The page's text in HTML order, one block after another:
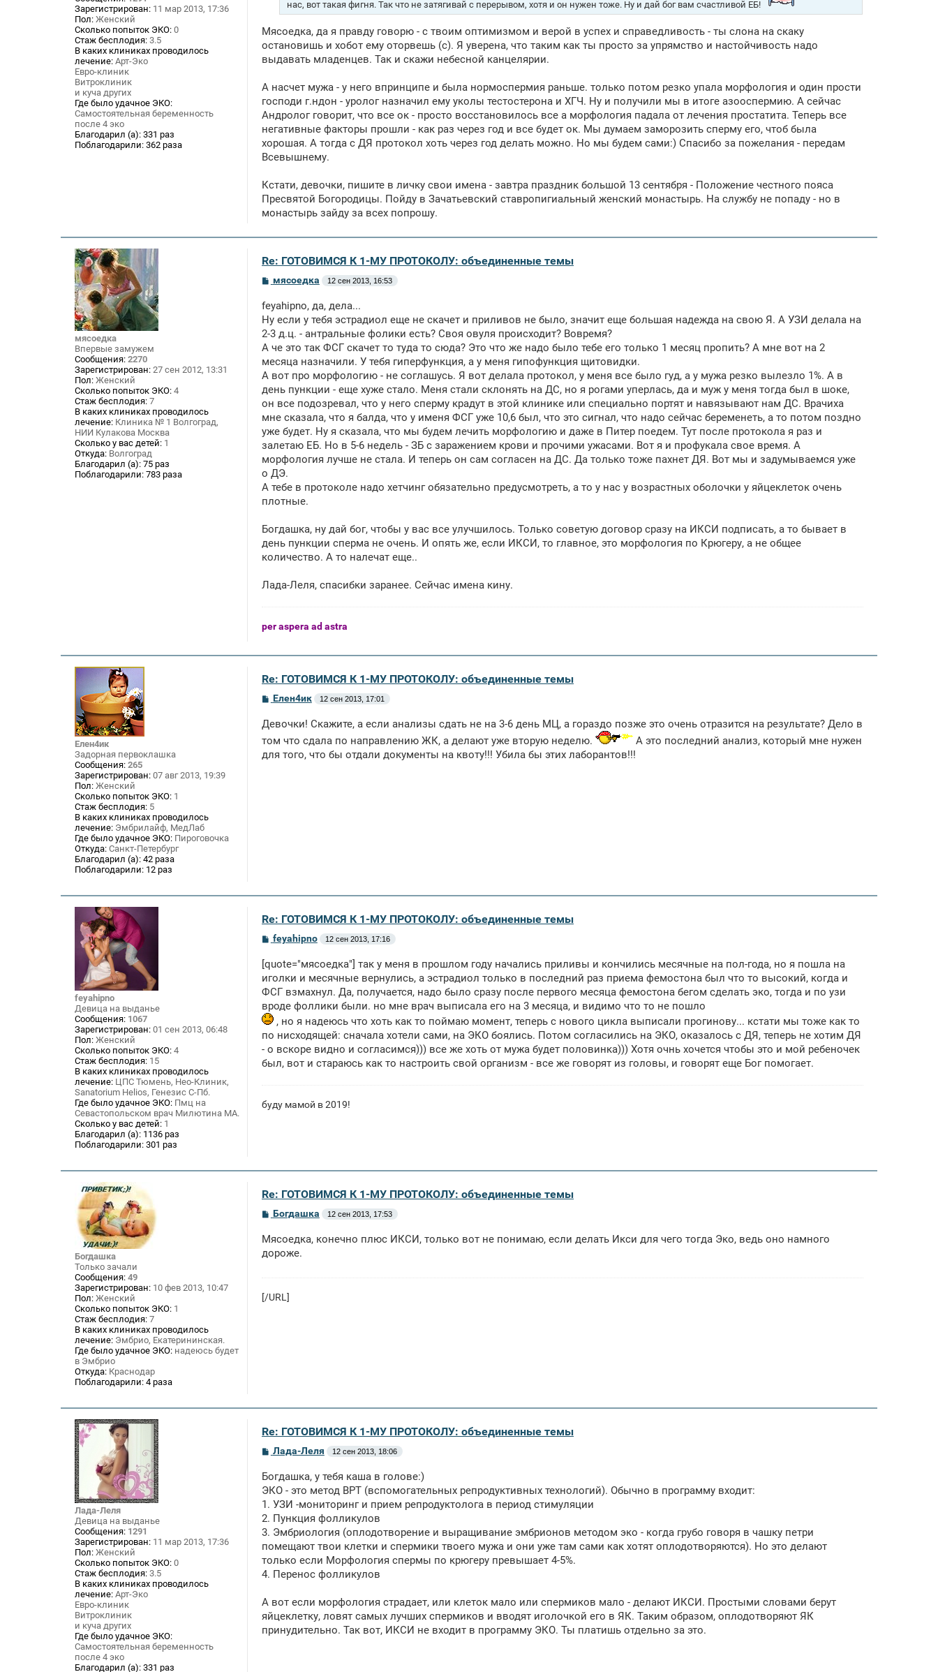
Зарегистрирован: 11 мар 2013, 17:36
Пол: Женский
Сколько попыток ЭКО: 0
Стаж бесплодия: 3.5
В каких клиниках проводилось
лечение: Арт-Эко
Евро-клиник
Витроклиник
и куча других
Где было удачное ЭКО:
Самостоятельная беременность
после 4 эко
Благодарил (а): 331 раз
Поблагодарили: 362 раза
нас, вот такая фигня. Так что не затягивай с перерывом, хотя и он нужен тоже. Ну и дай бог вам счастливой ЕБ!
Мясоедка, да я правду говорю - с твоим оптимизмом и верой в успех и справедливость - ты слона на скаку
остановишь и хобот ему оторвешь (с). Я уверена, что таким как ты просто за упрямство и настойчивость надо
выдавать младенцев. Так и скажи небесной канцелярии.
А насчет мужа - у него впринципе и была нормоспермия раньше. только потом резко упала морфология и один прости
господи г.ндон - уролог назначил ему уколы тестостерона и ХГЧ. Ну и получили мы в итоге азооспермию. А сейчас
Андролог говорит, что все ок - просто восстановилось все а морфология падала от лечения простатита. Теперь все
негативные факторы прошли - как раз через год и все будет ок. Мы думаем заморозить сперму его, чтоб была
хорошая. А тогда с ДЯ протокол хоть через год делать можно. Но мы будем сами:) Спасибо за пожелания - передам
Всевышнему.
Кстати, девочки, пишите в личку свои имена - завтра праздник большой 13 сентября - Положение честного пояса
Пресвятой Богородицы. Пойду в Зачатьевский ставропигиальный женский монастырь. На службу не попаду - но в
монастырь зайду за всех попрошу.
мясоедка
Впервые замужем
Сообщения: 2270
Зарегистрирован: 27 сен 2012, 13:31
Пол: Женский
Сколько попыток ЭКО: 4
Стаж бесплодия: 7
В каких клиниках проводилось
лечение: Клиника № 1 Волгоград,
НИИ Кулакова Москва
Сколько у вас детей: 1
Откуда: Волгоград
Благодарил (а): 75 раз
Поблагодарили: 783 раза
Re: ГОТОВИМСЯ К 1-МУ ПРОТОКОЛУ: объединенные темы
С
б
щ
е
н
и
мясоедка 12 сен 2013, 16:53
feyahipno, да, дела...
Ну если у тебя эстрадиол еще не скачет и приливов не было, значит еще большая надежда на свою Я. А УЗИ делала на
2-3 д.ц. - антральные фолики есть? Своя овуля происходит? Вовремя?
А че это так ФСГ скачет то туда то сюда? Это что же надо было тебе его только 1 месяц пропить? А мне вот на 2
месяца назначили. У тебя гиперфункция, а у меня гипофункция щитовидки.
А вот про морфологию - не соглашусь. Я вот делала протокол, у меня все было гуд, а у мужа резко вылезло 1%. А в
день пункции - еще хуже стало. Меня стали склонять на ДС, но я рогами уперлась, да и муж у меня тогда был в шоке,
он все подозревал, что у него сперму крадут в этой клинике или специально портят и навязывают нам ДС. Врачиха
мне сказала, что я балда, что у именя ФСГ уже 10,6 был, что это сигнал, что надо сейчас беременеть, а то потом поздно
уже будет. Ну я сказала, что мы будем лечить морфологию и даже в Питер поедем. Тут после протокола я раз и
залетаю ЕБ. Но в 5-6 недель - ЗБ с заражением крови и прочими ужасами. Вот я и профукала свое время. А
морфология лучше не стала. И теперь он сам согласен на ДС. Да только тоже пахнет ДЯ. Вот мы и задумываемся уже
о ДЭ.
А тебе в протоколе надо хетчинг обязательно предусмотреть, а то у нас у возрастных оболочки у яйцеклеток очень
плотные.
Богдашка, ну дай бог, чтобы у вас все улучшилось. Только советую договор сразу на ИКСИ подписать, а то бывает в
день пункции сперма не очень. И опять же, если ИКСИ, то главное, это морфология по Крюгеру, а не общее
количество. А то налечат еще..
Лада-Леля, спасибки заранее. Сейчас имена кину.
per aspera ad astra
Елен4ик
Задорная первоклашка
Сообщения: 265
Зарегистрирован: 07 авг 2013, 19:39
Пол: Женский
Сколько попыток ЭКО: 1
Стаж бесплодия: 5
В каких клиниках проводилось
лечение: Эмбрилайф, МедЛаб
Где было удачное ЭКО: Пироговочка
Откуда: Санкт-Петербург
Благодарил (а): 42 раза
Поблагодарили: 12 раз
Re: ГОТОВИМСЯ К 1-МУ ПРОТОКОЛУ: объединенные темы
С
б
е
н
Елен4ик 12 сен 2013, 17:01
Девочки! Скажите, а если анализы сдать не на 3-6 день МЦ, а гораздо позже это очень отразится на результате? Дело в
том что сдала по направлению ЖК, а делают уже вторую неделю.
А это последний анализ, который мне нужен
для того, что бы отдали документы на квоту!!! Убила бы этих лаборантов!!!
feyahipno
Девица на выданье
Сообщения: 1067
Зарегистрирован: 01 сен 2013, 06:48
Пол: Женский
Сколько попыток ЭКО: 4
Стаж бесплодия: 15
В каких клиниках проводилось
лечение: ЦПС Тюмень, Нео-Клиник,
Sanatorium Helios, Генезис С-Пб.
Где было удачное ЭКО: Пмц на
Севастопольском врач Милютина МА.
Сколько у вас детей: 1
Благодарил (а): 1136 раз
Поблагодарили: 301 раз
Re: ГОТОВИМСЯ К 1-МУ ПРОТОКОЛУ: объединенные темы
С
б
щ
е
н
и
е
feyahipno 12 сен 2013, 17:16
[quote="мясоедка"] так у меня в прошлом году начались приливы и кончились месячные на пол-года, но я пошла на
иголки и месячные вернулись, а эстрадиол только в последний раз приема фемостона был что то высокий, когда и
ФСГ взмахнул. Да, получается, надо было сразу после первого месяца фемостона бегом сделать эко, тогда и по узи
вроде фоллики были. но мне врач выписала его на 3 месяца, и видимо что то не пошло
, но я надеюсь что хоть как то поймаю момент, теперь с нового цикла выписали прогинову... кстати мы тоже как то
по нисходящей: сначала хотели сами, на ЭКО боялись. Потом согласились на ЭКО, оказалось с ДЯ, теперь не хотим ДЯ
- о вскоре видно и согласимся))) все же хоть от мужа будет половинка))) Хотя очнь хочется чтобы это и мой ребеночек
был, вот и стараюсь как то настроить свой организм - все же говорят из головы, и говорят еще Бог помогает.
буду мамой в 2019!
Богдашка
Только зачали
Сообщения: 49
Зарегистрирован: 10 фев 2013, 10:47
Пол: Женский
Сколько попыток ЭКО: 1
Стаж бесплодия: 7
В каких клиниках проводилось
лечение: Эмбрио, Екатерининская.
Где было удачное ЭКО: надеюсь будет
в Эмбрио
Откуда: Краснодар
Поблагодарили: 4 раза
Re: ГОТОВИМСЯ К 1-МУ ПРОТОКОЛУ: объединенные темы
С
б
щ
Богдашка 12 сен 2013, 17:53
Мясоедка, конечно плюс ИКСИ, только вот не понимаю, если делать Икси для чего тогда Эко, ведь оно намного
дороже.
[/URL]
Лада-Леля
Девица на выданье
Сообщения: 1291
Зарегистрирован: 11 мар 2013, 17:36
Пол: Женский
Сколько попыток ЭКО: 0
Стаж бесплодия: 3.5
В каких клиниках проводилось
лечение: Арт-Эко
Евро-клиник
Витроклиник
и куча других
Где было удачное ЭКО:
Самостоятельная беременность
после 4 эко
Благодарил (а): 331 раз
Re: ГОТОВИМСЯ К 1-МУ ПРОТОКОЛУ: объединенные темы
С
б
щ
е
н
и
е
Лада-Леля 12 сен 2013, 18:06
Богдашка, у тебя каша в голове:)
ЭКО - это метод ВРТ (вспомогательных репродуктивных технологий). Обычно в программу входит:
1. УЗИ -мониторинг и прием репродуктолога в период стимуляции
2. Пункция фолликулов
3. Эмбриология (оплодотворение и выращивание эмбрионов методом эко - когда грубо говоря в чашку петри
помещают твои клетки и спермики твоего мужа и они уже там сами как хотят оплодотворяются). Но это делают
только если Морфология спермы по крюгеру превышает 4-5%.
4. Перенос фолликулов
А вот если морфология страдает, или клеток мало или спермиков мало - делают ИКСИ. Простыми словами берут
яйцеклетку, ловят самых лучших спермиков и вводят иголочкой его в ЯК. Таким образом, оплодотворяют ЯК
принудительно. Так вот, ИКСИ не входит в программу ЭКО. Ты платишь отдельно за это.